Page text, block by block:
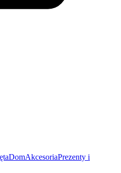
DomAkcesoriaPrezenty i